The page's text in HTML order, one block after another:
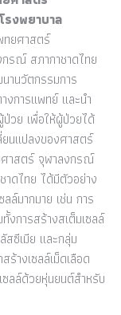
งพยาบาล
ยศาสตร์
รณ์ สภากาชาดไทย
านวัตกรรมการ
งการแพทย์ และนำ
ป่วย เพื่อให้ผู้ป่วยได้
นแปลงของศาสตร์
ศาสตร์ จุฬาลงกรณ์
ดไทย ได้มีตัวอย่าง
ล์มากมาย เช่น การ
งการสร้างสเต็มเซลล์
ซีเมีย และกลุ่ม
างเซลล์เม็ดเลือด
ซลล์ด้วยหุ่นยนต์สำหรับ